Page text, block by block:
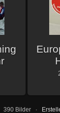
390 Bilder ·